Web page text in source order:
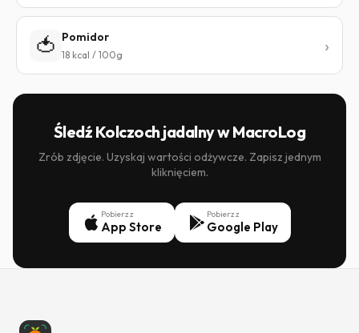
🍅 Pomidor
18 kcal / 100g
Śledź Kolczoch jadalny w MacroLog
Zrób zdjęcie. Uzyskaj wartości odżywcze. Zapisz jednym
kliknięciem.
Pobierz z
App Store
Pobierz z
Google Play